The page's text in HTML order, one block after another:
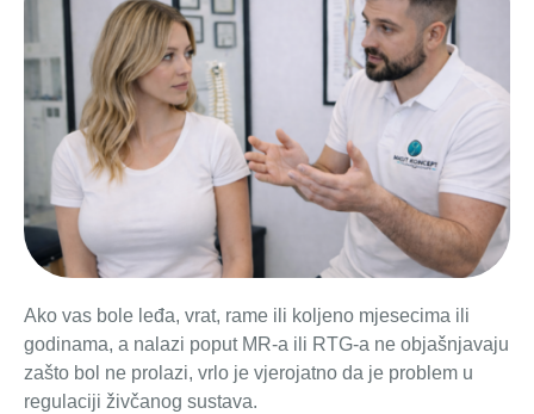
Ako vas bole leđa, vrat, rame ili koljeno mjesecima ili
godinama, a nalazi poput MR-a ili RTG-a ne objašnjavaju
zašto bol ne prolazi, vrlo je vjerojatno da je problem u
regulaciji živčanog sustava.